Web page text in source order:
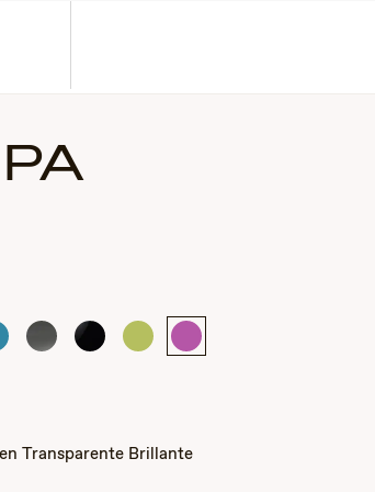
Azul
Gris
Negro
Verde
Alfiler
Transparente Brillante